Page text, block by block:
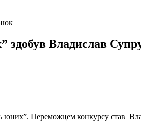
здобув Владислав
юних”. Переможцем конкурсу став